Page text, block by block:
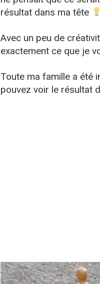
résultat dans ma tête
Avec un peu de
exactement ce que je
Toute ma famille a été
pouvez voir le résultat